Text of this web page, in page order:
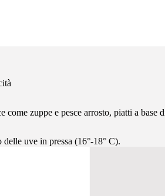
come zuppe e pesce arrosto, piatti a
uve in pressa (16°-18° C).